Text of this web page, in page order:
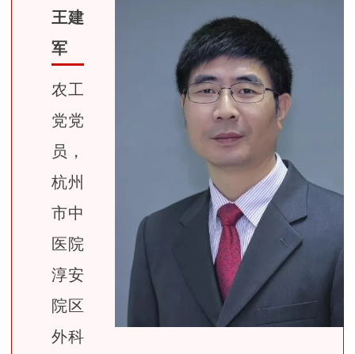
王建
军
农工
党党
员，
杭州
市中
医院
淳安
院区
外科